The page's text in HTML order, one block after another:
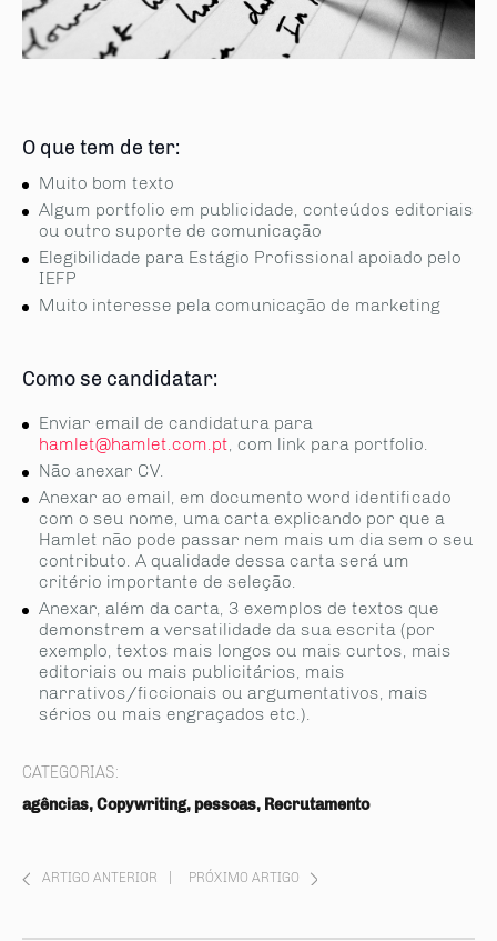
O que tem de ter:
Muito bom texto
Algum portfolio em publicidade, conteúdos editoriais
ou outro suporte de comunicação
Elegibilidade para Estágio Profissional apoiado pelo
IEFP
Muito interesse pela comunicação de marketing
Como se candidatar:
Enviar email de candidatura para
hamlet@hamlet.com.pt, com link para portfolio.
Não anexar CV.
Anexar ao email, em documento word identificado
com o seu nome, uma carta explicando por que a
Hamlet não pode passar nem mais um dia sem o seu
contributo. A qualidade dessa carta será um
critério importante de seleção.
Anexar, além da carta, 3 exemplos de textos que
demonstrem a versatilidade da sua escrita (por
exemplo, textos mais longos ou mais curtos, mais
editoriais ou mais publicitários, mais
narrativos/ficcionais ou argumentativos, mais
sérios ou mais engraçados etc.).
CATEGORIAS:
agências, Copywriting, pessoas, Recrutamento
ARTIGO ANTERIOR PRÓXIMO ARTIGO